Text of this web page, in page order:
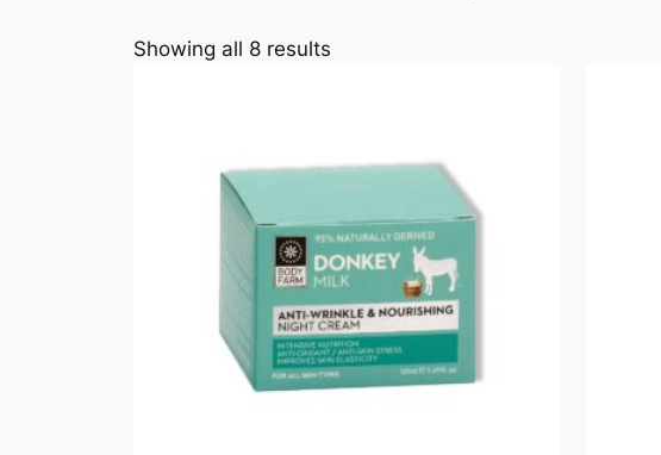
Showing all 8 results